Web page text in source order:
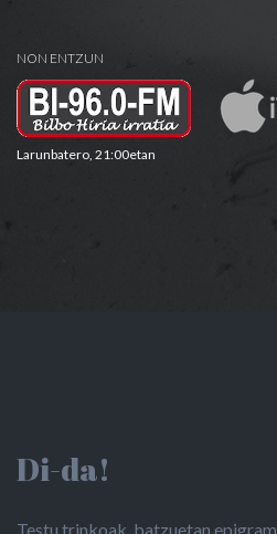
NON ENTZUN
Larunbatero, 21:00etan
Di-da!
Testu trinkoak, batzuetan